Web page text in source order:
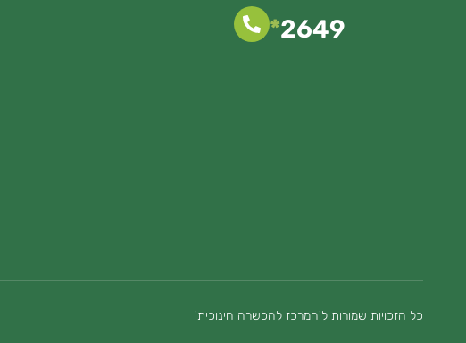
2649
*
כל הזכויות שמורות ל'המרכז להכשרה חינוכית'